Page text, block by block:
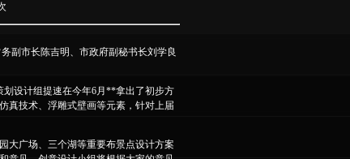
副市长陈吉明、市政府副秘书长刘学良
设计组提速在今年6月**拿出了初步方
真技术、浮雕式壁画等元素，针对上届
大广场、三个湖等重要布景点设计方案